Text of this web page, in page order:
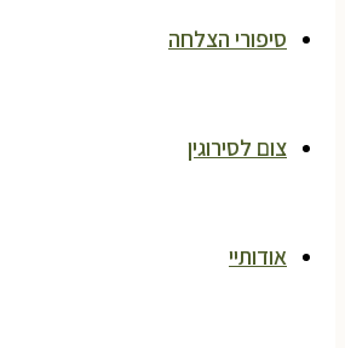
סיפורי הצלחה
צום לסירוגין
אודותיי